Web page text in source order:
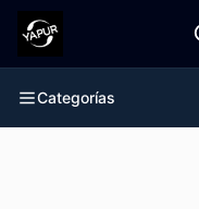
Categorías